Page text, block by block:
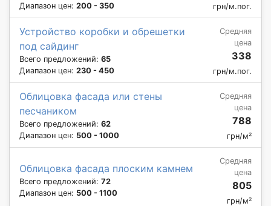
Диапазон цен: 200 - 350 грн/м.пог.
Устройство коробки и обрешетки
под сайдинг
Всего предложений: 65
Диапазон цен: 230 - 450
Средняя
цена
338
грн/м.пог.
Облицовка фасада или стены
песчаником
Всего предложений: 62
Диапазон цен: 500 - 1000
Средняя
цена
788
грн/м²
Облицовка фасада плоским камнем
Всего предложений: 72
Диапазон цен: 500 - 1100
Средняя
цена
805
грн/м²